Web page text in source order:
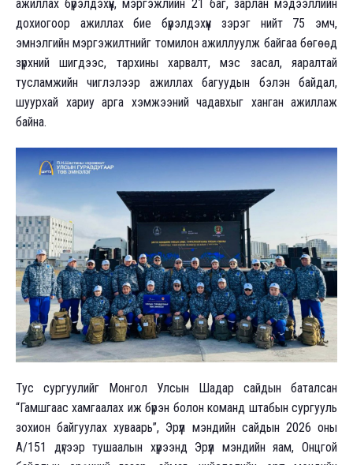
ажиллах бүрэлдэхүүн, мэргэжлийн 21 баг, зарлан мэдээллийн
дохиогоор ажиллах бие бүрэлдэхүүн зэрэг нийт 75 эмч,
эмнэлгийн мэргэжилтнийг томилон ажиллуулж байгаа бөгөөд
зүрхний шигдээс, тархины харвалт, мэс засал, яаралтай
тусламжийн чиглэлээр ажиллах багуудын бэлэн байдал,
шуурхай хариу арга хэмжээний чадавхыг ханган ажиллаж
байна.
Тус сургуулийг Монгол Улсын Шадар сайдын баталсан
“Гамшгаас хамгаалах иж бүрэн болон команд штабын сургууль
зохион байгуулах хуваарь”, Эрүүл мэндийн сайдын 2026 оны
А/151 дүгээр тушаалын хүрээнд Эрүүл мэндийн яам, Онцгой